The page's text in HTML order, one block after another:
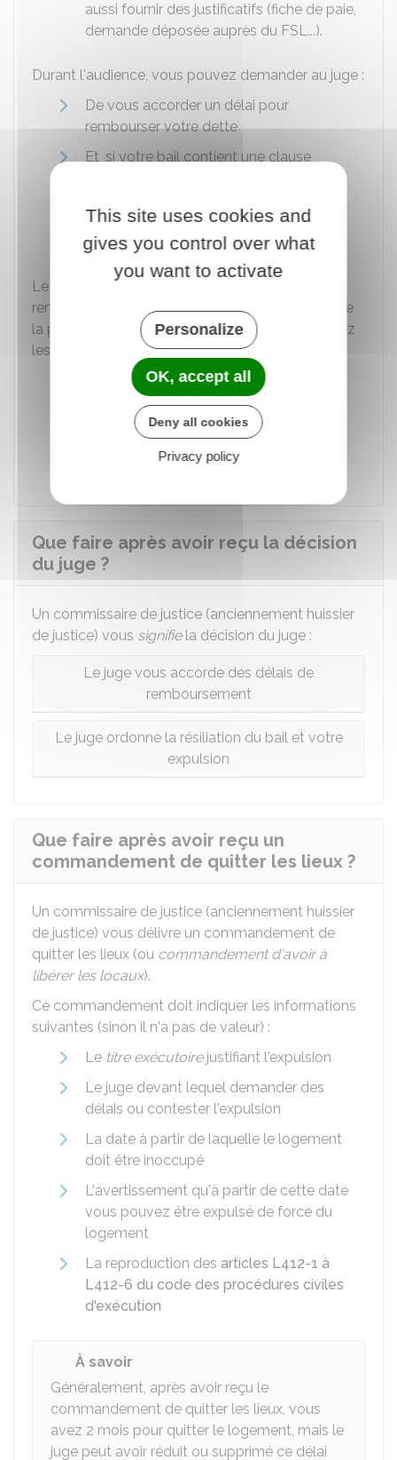
aussi fournir des justificatifs (fiche de paie,
demande déposée auprès du FSL...).
Durant l'audience, vous pouvez demander au juge :
De vous accorder un délai pour
rembourser votre dette
Et, si votre bail contient une clause
résolutoire, de suspendre les effets de la
suspendre la procédure d'expulsion)
durant le remboursement
Le juge peut vous accorder ce délai de
remboursement de 3 ans maximum et suspendre
la procédure d'expulsion, lorsque vous remplissez
les conditions suivantes :
Vous avez repris le paiement (entier) du
loyer courant avant l'audience
Vous êtes en capacité de rembourser
Que faire après avoir reçu la décision
du juge ?
Un commissaire de justice (anciennement huissier
de justice) vous signifiela décision du juge :
Le juge vous accorde des délais de
remboursement
Le juge ordonne la résiliation du bail et votre
expulsion
Que faire après avoir reçu un
commandement de quitter les lieux ?
Un commissaire de justice (anciennement huissier
de justice) vous délivre un commandement de
quitter les lieux (ou commandement d'avoir à
libérer les locaux).
Ce commandement doit indiquer les informations
suivantes (sinon il n'a pas de valeur) :
Le titre exécutoirejustifiant l'expulsion
Le juge devant lequel demander des
délais ou contester l'expulsion
La date à partir de laquelle le logement
doit être inoccupé
L'avertissement qu'à partir de cette date
vous pouvez être expulsé de force du
logement
La reproduction des articles L412-1 à
L412-6 du code des procédures civiles
d'exécution
À savoir
Généralement, après avoir reçu le
commandement de quitter les lieux, vous
avez 2 mois pour quitter le logement, mais le
juge peut avoir réduit ou supprimé ce délai
This site uses cookies and
gives you control over what
you want to activate
Personalize
OK, accept all
Deny all cookies
Privacy policy